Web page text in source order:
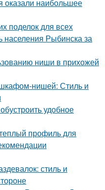
оказали наибольшее
поделок для всех
населения Рыбинска за
ниши в прихожей
нишей: Стиль и
удобное
профиль для
стиль и